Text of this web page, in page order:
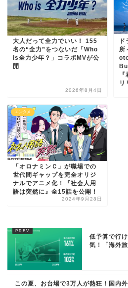
大人だって全力でいい！ 155
名の“全力”をつないだ「Who
is全力少年？」コラボMVが公
開
2026年8月4日
所
リ
エンタメ
「オロナミンＣ」が職場での
世代間ギャップを完全オリジ
ナルでアニメ化！『社会人用
語は突然に』全15話を公開！
2024年9月28日
低予算で行
気！「海外
この夏、お台場で3万人が熱狂！国内外